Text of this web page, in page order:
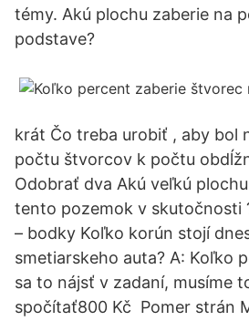
témy. Akú plochu zaberie na
podstave?
krát Čo treba urobiť , aby bol
počtu štvorcov k počtu
Odobrať dva Akú veľkú
tento pozemok v skutočnosti
– bodky Koľko korún stojí
smetiarskeho auta? A: Koľko
sa to nájsť v zadaní, musíme
spočítať800 Kč Pomer strán